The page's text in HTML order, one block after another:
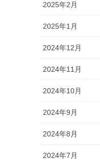
2025年2月
2025年1月
2024年12月
2024年11月
2024年10月
2024年9月
2024年8月
2024年7月